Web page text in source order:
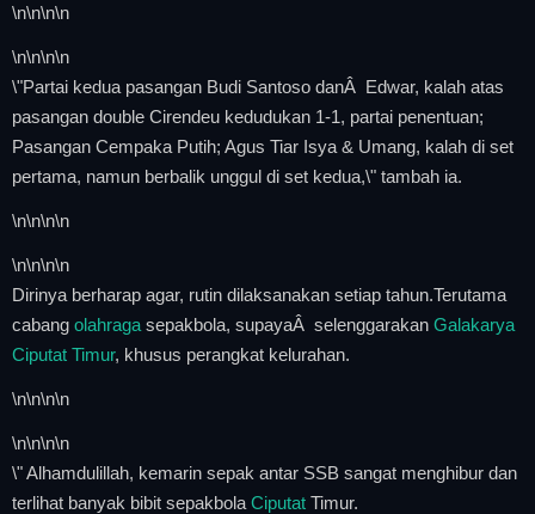
\n\n\n\n
\n\n\n\n
\"Partai kedua pasangan Budi Santoso danÂ Edwar, kalah atas
pasangan double Cirendeu kedudukan 1-1, partai penentuan;
Pasangan Cempaka Putih; Agus Tiar Isya & Umang, kalah di set
pertama, namun berbalik unggul di set kedua,\" tambah ia.
\n\n\n\n
\n\n\n\n
Dirinya berharap agar, rutin dilaksanakan setiap tahun.Terutama
cabang olahraga sepakbola, supayaÂ selenggarakan Galakarya
Ciputat Timur, khusus perangkat kelurahan.
\n\n\n\n
\n\n\n\n
\" Alhamdulillah, kemarin sepak antar SSB sangat menghibur dan
terlihat banyak bibit sepakbola Ciputat Timur.